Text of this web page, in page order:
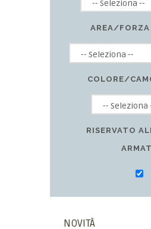
AREA/FORZA
COLORE/
RISERVATO
NOVITÀ